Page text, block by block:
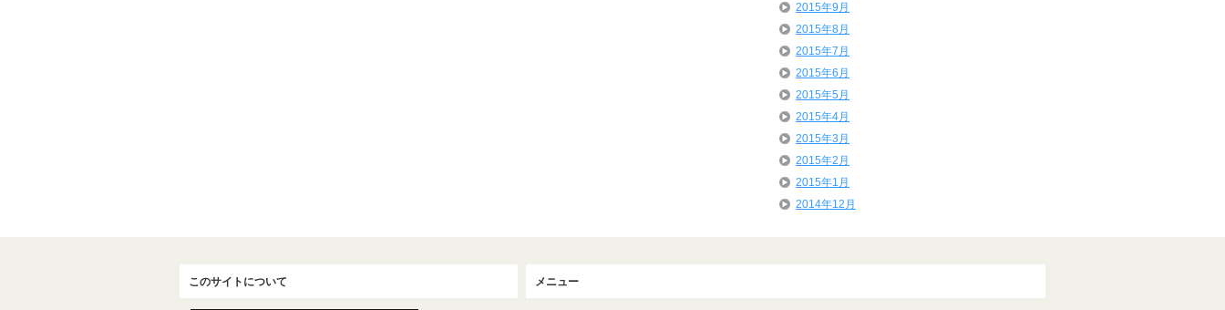
2015年9月
2015年8月
2015年7月
2015年6月
2015年5月
2015年4月
2015年3月
2015年2月
2015年1月
2014年12月
このサイトについて メニュー